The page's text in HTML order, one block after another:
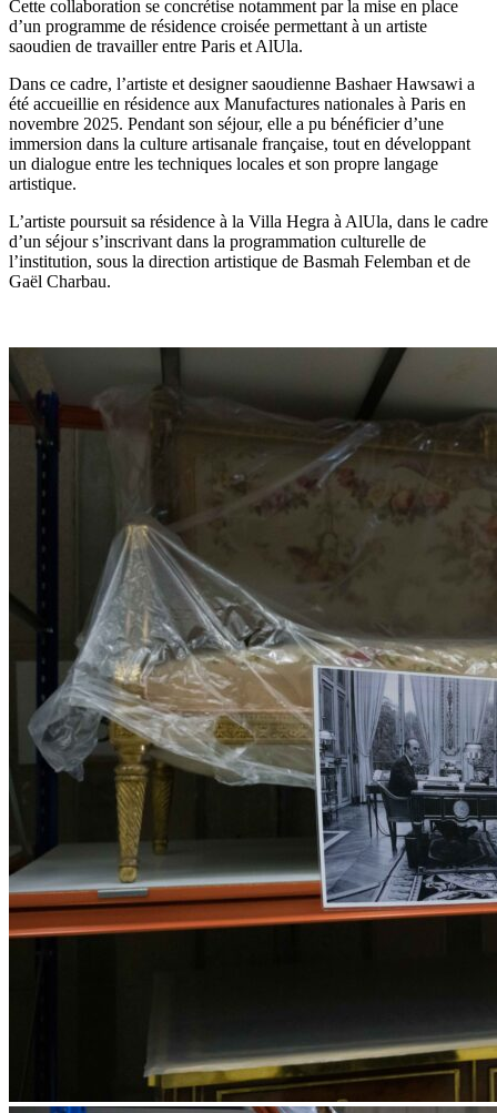
Cette collaboration se concrétise notamment par la mise en place
d’un programme de résidence croisée permettant à un artiste
saoudien de travailler entre Paris et AlUla.
Dans ce cadre, l’artiste et designer saoudienne Bashaer Hawsawi a
été accueillie en résidence aux Manufactures nationales à Paris en
novembre 2025. Pendant son séjour, elle a pu bénéficier d’une
immersion dans la culture artisanale française, tout en développant
un dialogue entre les techniques locales et son propre langage
artistique.
L’artiste poursuit sa résidence à la Villa Hegra à AlUla, dans le cadre
d’un séjour s’inscrivant dans la programmation culturelle de
l’institution, sous la direction artistique de Basmah Felemban et de
Gaël Charbau.